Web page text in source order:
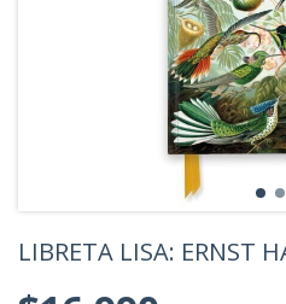
LIBRETA LISA: ERNST